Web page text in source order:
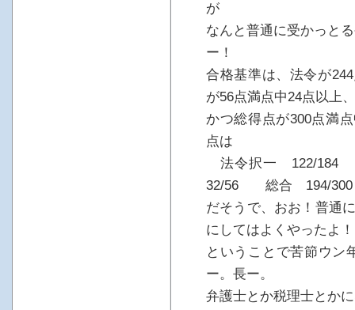
が
なんと普通に受かっと
ー！
合格基準は、法令が
が56点満点中24点以上、
かつ総得点が300点満
点は
法令択一 122/
32/56 総合 194/300
だそうで、おお！普通
にしてはよくやったよ！
ということで苦節ウン
ー。長ー。
弁護士とか税理士とか